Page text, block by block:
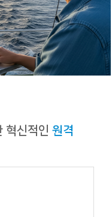
혁신적인 원격